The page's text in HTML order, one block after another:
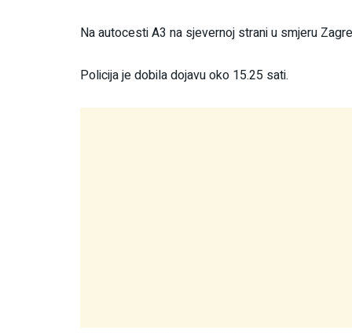
Na autocesti A3 na sjevernoj strani u smjeru
Policija je dobila dojavu oko 15.25 sati.